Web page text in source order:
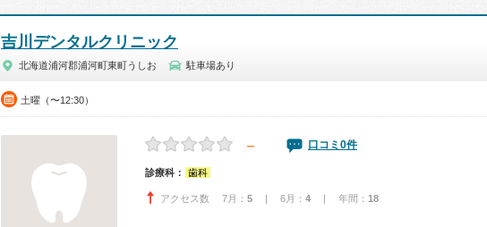
吉川デンタルクリニック
北海道浦河郡浦河町東町うしお 駐車場あり
土曜（〜12:30）
－ 口コミ0件
診療科： 歯科
アクセス数 7月： 5 | 6月： 4 | 年間： 18